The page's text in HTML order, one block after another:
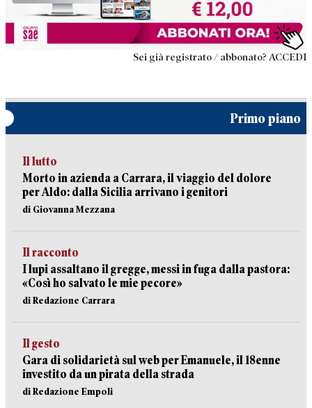
Sei già registrato / abbonato? ACCEDI
Primo piano
Il lutto
Morto in azienda a Carrara, il viaggio del dolore
per Aldo: dalla Sicilia arrivano i genitori
di Giovanna Mezzana
Il racconto
I lupi assaltano il gregge, messi in fuga dalla pastora:
«Così ho salvato le mie pecore»
di Redazione Carrara
Il gesto
Gara di solidarietà sul web per Emanuele, il 18enne
investito da un pirata della strada
di Redazione Empoli